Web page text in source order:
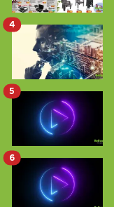
4
5
6